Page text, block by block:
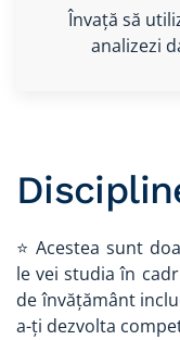
Învață să
analizezi
⭐ Acestea sunt
le vei studia în
de învățământ
a-ți dezvolta